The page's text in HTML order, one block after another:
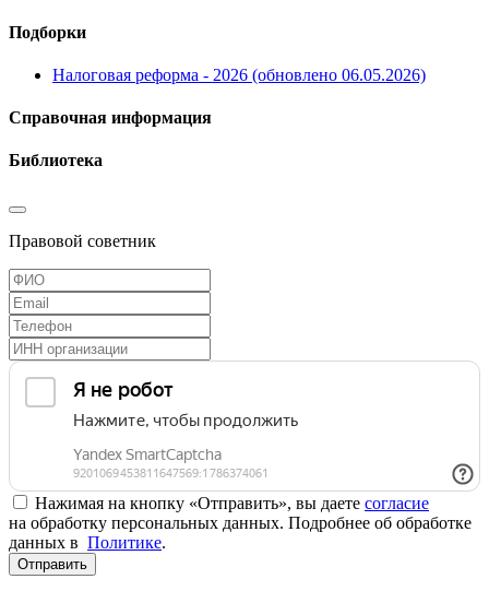
Подборки
Налоговая реформа - 2026 (обновлено 06.05.2026)
Справочная информация
Библиотека
Правовой советник
Нажимая на кнопку «Отправить», вы даете согласие
на обработку персональных данных. Подробнее об обработке
данных в Политике.
Отправить